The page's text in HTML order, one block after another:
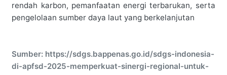
rendah karbon, pemanfaatan energi terbarukan, serta
pengelolaan sumber daya laut yang berkelanjutan
Sumber: https://sdgs.bappenas.go.id/sdgs-indonesia-
di-apfsd-2025-memperkuat-sinergi-regional-untuk-